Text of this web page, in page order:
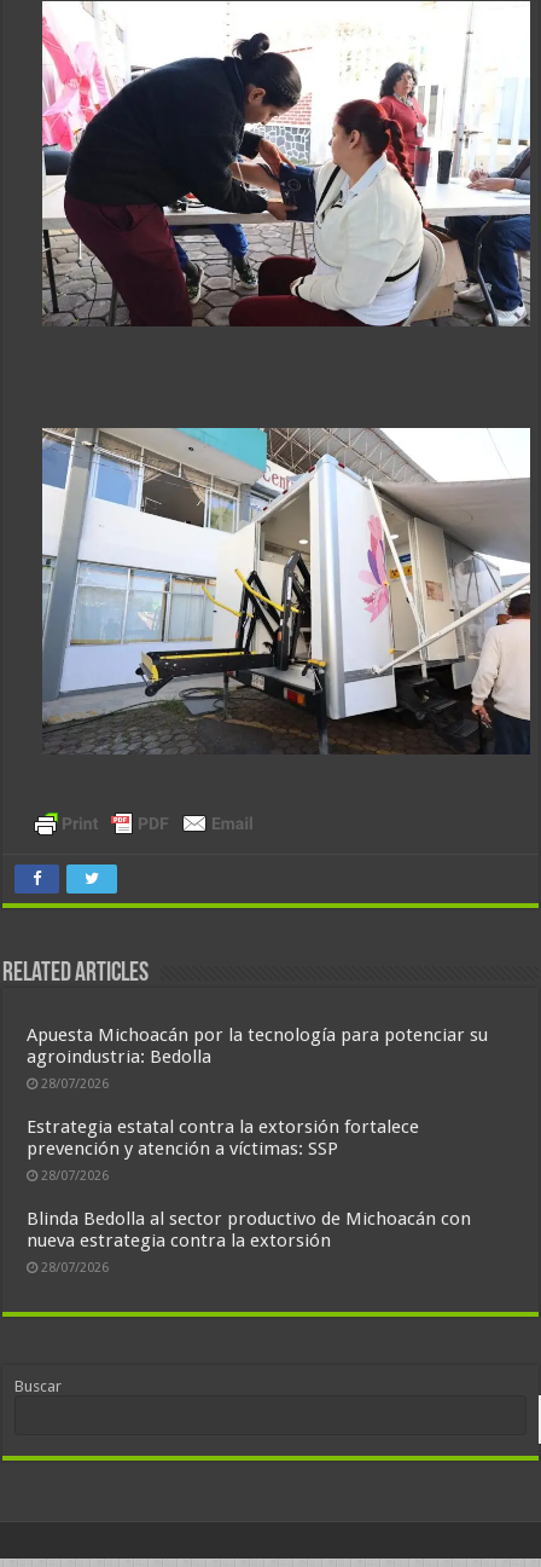
Related Articles
Apuesta Michoacán por la tecnología para potenciar su
agroindustria: Bedolla
28/07/2026
Estrategia estatal contra la extorsión fortalece
prevención y atención a víctimas: SSP
28/07/2026
Blinda Bedolla al sector productivo de Michoacán con
nueva estrategia contra la extorsión
28/07/2026
Buscar